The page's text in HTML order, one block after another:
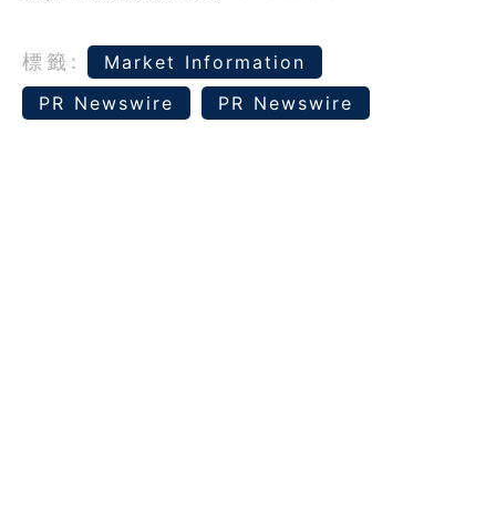
標籤:
Market Information
PR Newswire
PR Newswire